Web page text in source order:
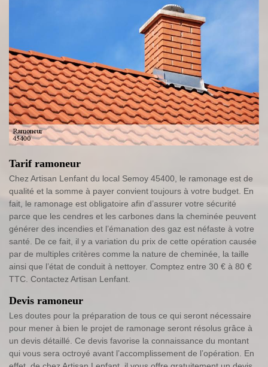
Tarif ramoneur
Chez Artisan Lenfant du local Semoy 45400, le ramonage est de
qualité et la somme à payer convient toujours à votre budget. En
fait, le ramonage est obligatoire afin d’assurer votre sécurité
parce que les cendres et les carbones dans la cheminée peuvent
générer des incendies et l’émanation des gaz est néfaste à votre
santé. De ce fait, il y a variation du prix de cette opération causée
par de multiples critères comme la nature de cheminée, la taille
ainsi que l’état de conduit à nettoyer. Comptez entre 30 € à 80 €
TTC. Contactez Artisan Lenfant.
Devis ramoneur
Les doutes pour la préparation de tous ce qui seront nécessaire
pour mener à bien le projet de ramonage seront résolus grâce à
un devis détaillé. Ce devis favorise la connaissance du montant
qui vous sera octroyé avant l’accomplissement de l’opération. En